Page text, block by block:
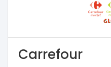
Carrefour